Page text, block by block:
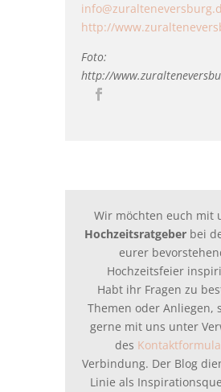
http://
Foto:
http://
Wir möchten euch mit
Hochzeitsratgeberbei
eurer
Hochzeitsfeier
Habt ihr Fragen zu
Themen oder Anliegen,
gerne mit uns unter
des
Verbindung. Der Blog
Linie als